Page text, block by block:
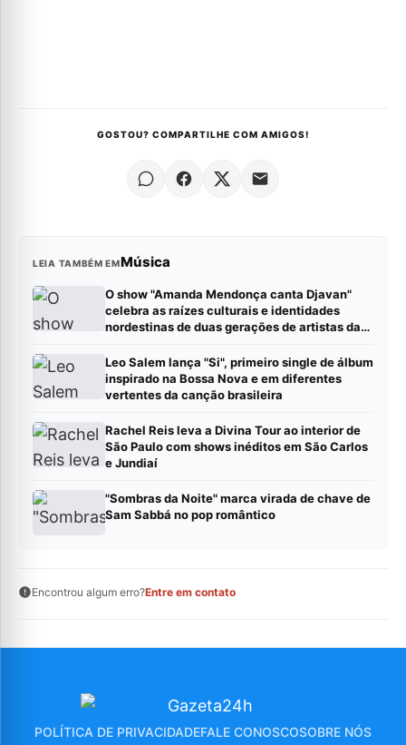
GOSTOU? COMPARTILHE COM AMIGOS!
LEIA TAMBÉM EMMúsica
O show "Amanda Mendonça canta Djavan"
celebra as raízes culturais e identidades
nordestinas de duas gerações de artistas da
Leo Salem lança "Si", primeiro single de álbum
inspirado na Bossa Nova e em diferentes
vertentes da canção brasileira
Rachel Reis leva a Divina Tour ao interior de
São Paulo com shows inéditos em São Carlos
e Jundiaí
"Sombras da Noite" marca virada de chave de
Sam Sabbá no pop romântico
Encontrou algum erro?Entre em contato
POLÍTICA DE PRIVACIDADEFALE CONOSCOSOBRE NÓS